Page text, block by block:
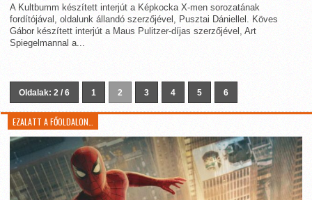
A Kultbumm készített interjút a Képkocka X-men sorozatának
fordítójával, oldalunk állandó szerzőjével, Pusztai Dániellel. Köves
Gábor készített interjút a Maus Pulitzer-díjas szerzőjével, Art
Spiegelmannal a...
Oldalak: 2 / 6 1 2 3 4 5 6
EZALATT A FŐOLDALON…